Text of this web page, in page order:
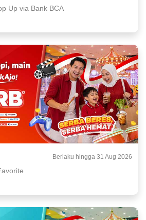
Up via Bank BCA
Berlaku hingga 31 Aug 2026